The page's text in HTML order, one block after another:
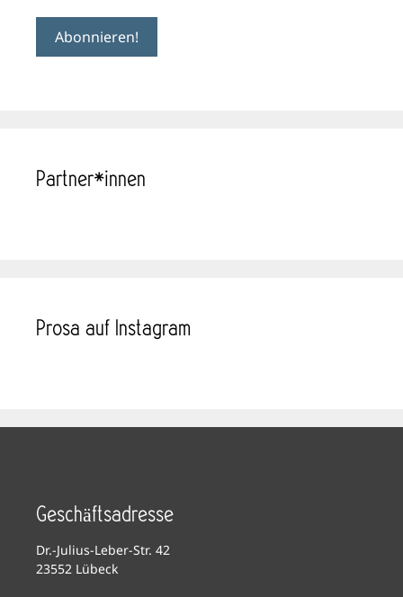
Partner*innen
Prosa auf Instagram
Geschäftsadresse
Dr.-Julius-Leber-Str. 42
23552 Lübeck